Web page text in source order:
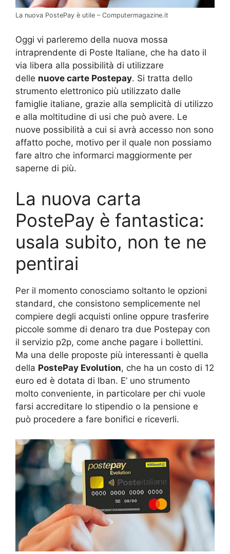
La nuova PostePay è utile – Computermagazine.it
Oggi vi parleremo della nuova mossa
intraprendente di Poste Italiane, che ha dato il
via libera alla possibilità di utilizzare
delle nuove carte Postepay. Si tratta dello
strumento elettronico più utilizzato dalle
famiglie italiane, grazie alla semplicità di utilizzo
e alla moltitudine di usi che può avere. Le
nuove possibilità a cui si avrà accesso non sono
affatto poche, motivo per il quale non possiamo
fare altro che informarci maggiormente per
saperne di più.
La nuova carta
PostePay è fantastica:
usala subito, non te ne
pentirai
Per il momento conosciamo soltanto le opzioni
standard, che consistono semplicemente nel
compiere degli acquisti online oppure trasferire
piccole somme di denaro tra due Postepay con
il servizio p2p, come anche pagare i bollettini.
Ma una delle proposte più interessanti è quella
della PostePay Evolution, che ha un costo di 12
euro ed è dotata di Iban. E’ uno strumento
molto conveniente, in particolare per chi vuole
farsi accreditare lo stipendio o la pensione e
può procedere a fare bonifici e riceverli.